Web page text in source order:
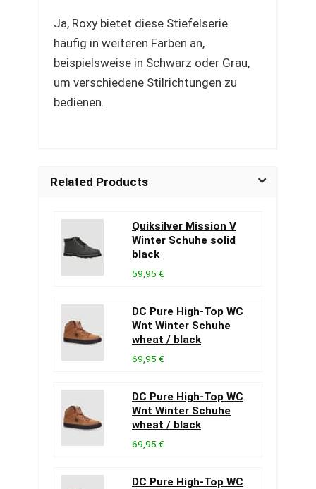
Ja, Roxy bietet diese Stiefelserie
häufig in weiteren Farben an,
beispielsweise in Schwarz oder Grau,
um verschiedene Stilrichtungen zu
bedienen.
Related Products
Quiksilver Mission V
Winter Schuhe solid
black
59,95 €
DC Pure High-Top WC
Wnt Winter Schuhe
wheat / black
69,95 €
DC Pure High-Top WC
Wnt Winter Schuhe
wheat / black
69,95 €
DC Pure High-Top WC